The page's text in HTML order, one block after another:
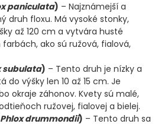
paniculata) – Najznámejší a
druh floxu. Má vysoké stonky,
až 120 cm a vytvára husté
ako sú ružová, fialová,
subulata) – Tento druh je nízky a
do výšky len 10 až 15 cm. Je
okraje záhonov. Kvety sú malé,
ružovej, fialovej a bielej.
Phlox drummondii) – Tento druh sa